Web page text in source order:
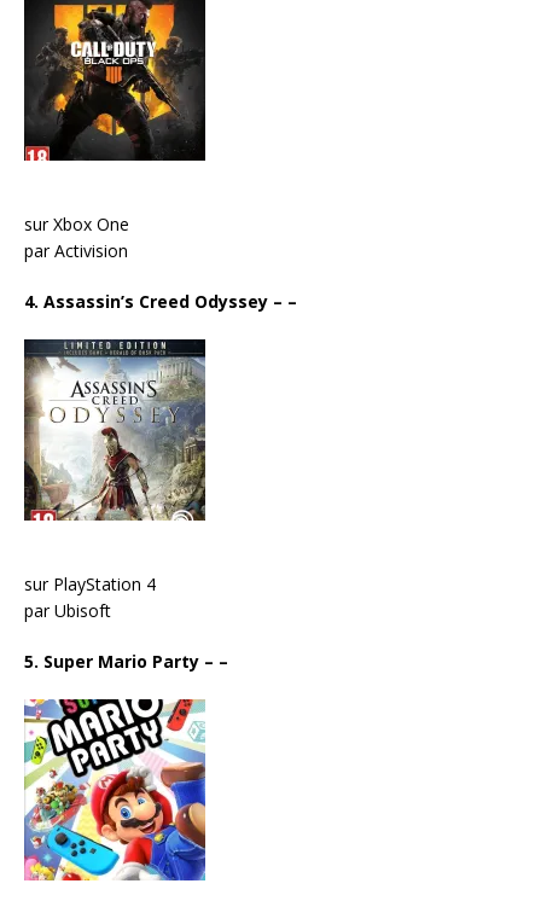
sur Xbox One
par Activision
4. Assassin’s Creed Odyssey – –
sur PlayStation 4
par Ubisoft
5. Super Mario Party – –